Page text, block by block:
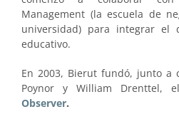
Management (la escuela de
universidad) para integrar el
educativo.
En 2003, Bierut fundó, junto a
Poynor y William Drenttel,
Observer.